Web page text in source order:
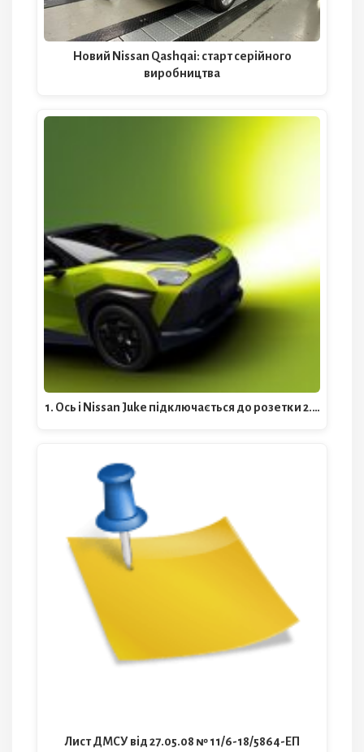
Новий Nissan Qashqai: старт серійного
виробництва
1. Ось і Nissan Juke підключається до розетки 2.…
Лист ДМСУ від 27.05.08 № 11/6-18/5864-ЕП